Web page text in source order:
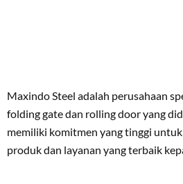
Maxindo Steel adalah perusahaan
folding gate dan rolling door yang
memiliki komitmen yang tinggi
produk dan layanan yang terbaik